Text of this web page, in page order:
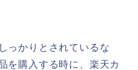
っかりとされているな
を購入する時に、楽天カ